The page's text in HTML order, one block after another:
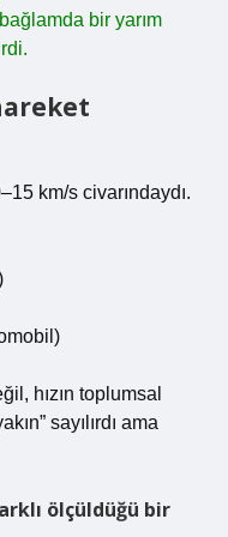
bir yarım
km/s civarındaydı.
hızın toplumsal
sayılırdı ama
ölçüldüğü bir